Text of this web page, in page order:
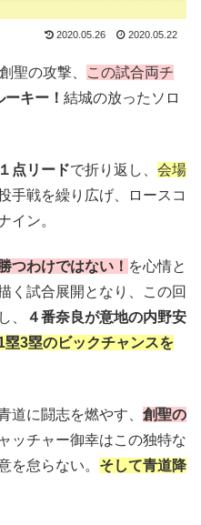
2020.05.26 2020.05.22
聖の攻撃、
この試合両チ
キー！ 結城の放ったソロ
１点リードで折り返し、 会場
手戦を繰り広げ、ロースコ
イン。
つわけではない！ を心情と
く試合展開となり、この回
、
４番奈良が意地の内野安
3塁のビックチャンスを
道に闘志を燃やす、 創聖の
ャッチャー御幸はこの独特な
を怠らない。 そして青道降